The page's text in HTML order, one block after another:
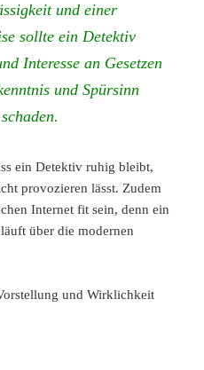
und einer
sollte ein Detektiv
Interesse an Gesetzen
und Spürsinn
ein Detektiv ruhig bleibt,
provozieren lässt. Zudem
Internet fit sein, denn ein
über die modernen